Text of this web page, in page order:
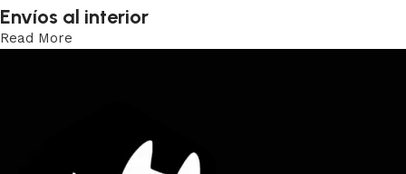
Envíos al interior
Read More